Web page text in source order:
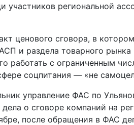
участников региональной
ценового сговора, в
и раздела товарного
работать с ограниченным
соцпитания — «не
управление ФАС по
о сговоре компаний на
после обращения в ФАС